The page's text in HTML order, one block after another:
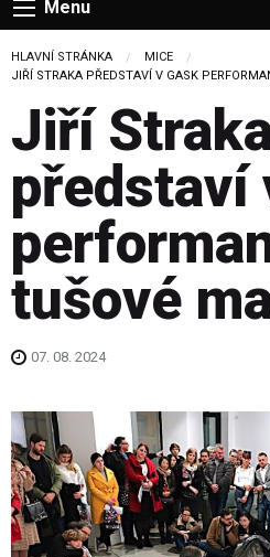
Menu
HLAVNÍ STRÁNKA
MICE
CURRENT:
JIŘÍ STRAKA PŘEDSTAVÍ V GASK
Jiří
představí
tušové
07. 08. 2024